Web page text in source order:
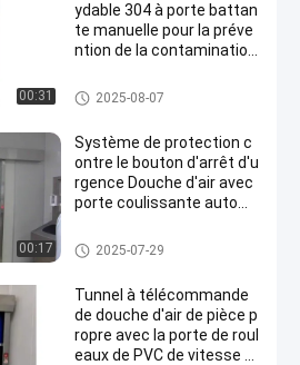
00:31
ydable 304 à porte battan
te manuelle pour la préve
ntion de la contamination
e
Douche d'air d'acier inoxydabl
e
2025-08-07
00:17
Système de protection c
ontre le bouton d'arrêt d'u
rgence Douche d'air avec
porte coulissante autom
Douche d'air d'acier inoxydabl
e
2025-07-29
Tunnel à télécommande
de douche d'air de pièce p
ropre avec la porte de roul
eaux de PVC de vitesse ra